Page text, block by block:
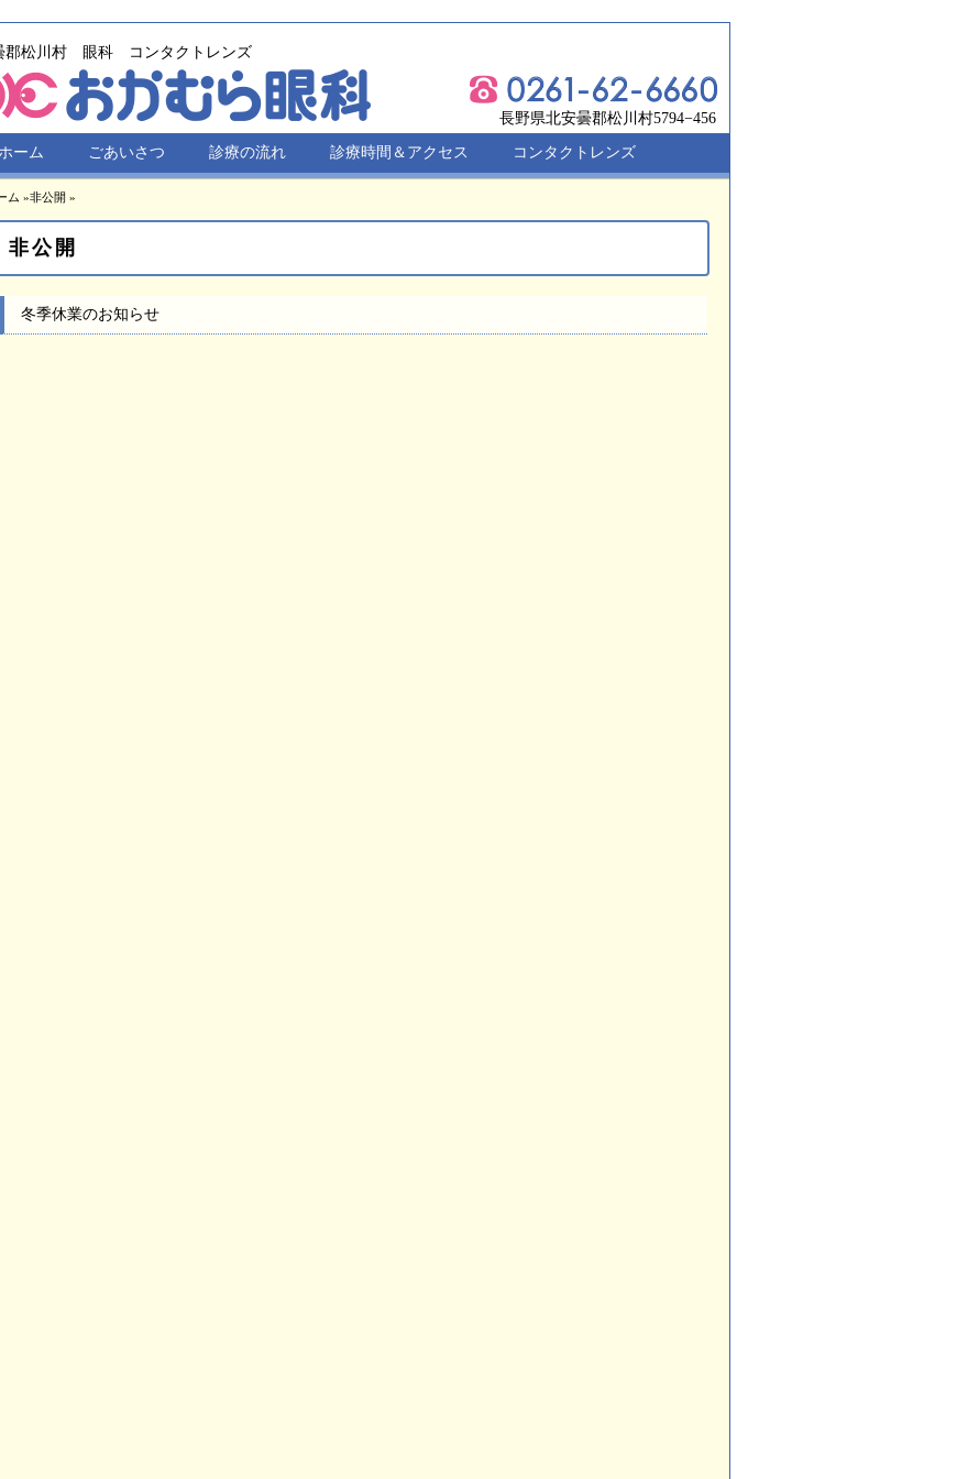
郡松川村 眼科 コンタクトレンズ
長野県北安曇郡松川村5794−456
ーム ごあいさつ 診療の流れ 診療時間＆アクセス コンタクトレンズ
ム »非公開 »
非公開
冬季休業のお知らせ